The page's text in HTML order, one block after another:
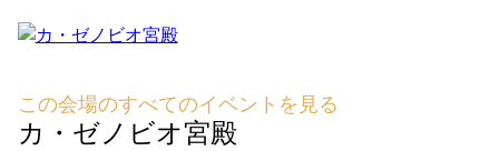
この会場のすべてのイベントを見る
カ・ゼノビオ宮殿